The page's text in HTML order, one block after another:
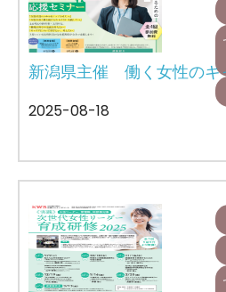
新潟県主催 働く女性のキ
2025-08-18